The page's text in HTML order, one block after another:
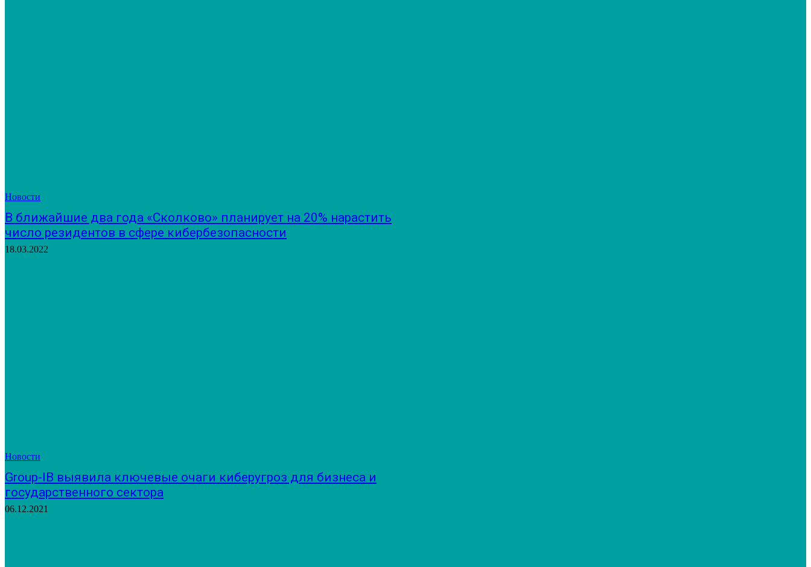
Новости
В ближайшие два года «Сколково» планирует на 20% нарастить
число резидентов в сфере кибербезопасности
18.03.2022
Новости
Group-IB выявила ключевые очаги киберугроз для бизнеса и
государственного сектора
06.12.2021